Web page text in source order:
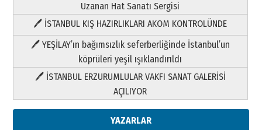
Uzanan Hat Sanatı Sergisi
🖊 İSTANBUL KIŞ HAZIRLIKLARI AKOM KONTROLÜNDE
🖊 YEŞİLAY’ın bağımsızlık seferberliğinde İstanbul’un
köprüleri yeşil ışıklandırıldı
🖊 İSTANBUL ERZURUMLULAR VAKFI SANAT GALERİSİ
AÇILIYOR
YAZARLAR
Yıldırım Gündoğdu
HAVVA’NIN ÜÇ KIZI
09 Temmuz 2026 Perşembe
Yusuf POLAT
Şampiyonluk Sebahattin Şirin’e
yazar
11 Mayıs 2026 Pazartesi